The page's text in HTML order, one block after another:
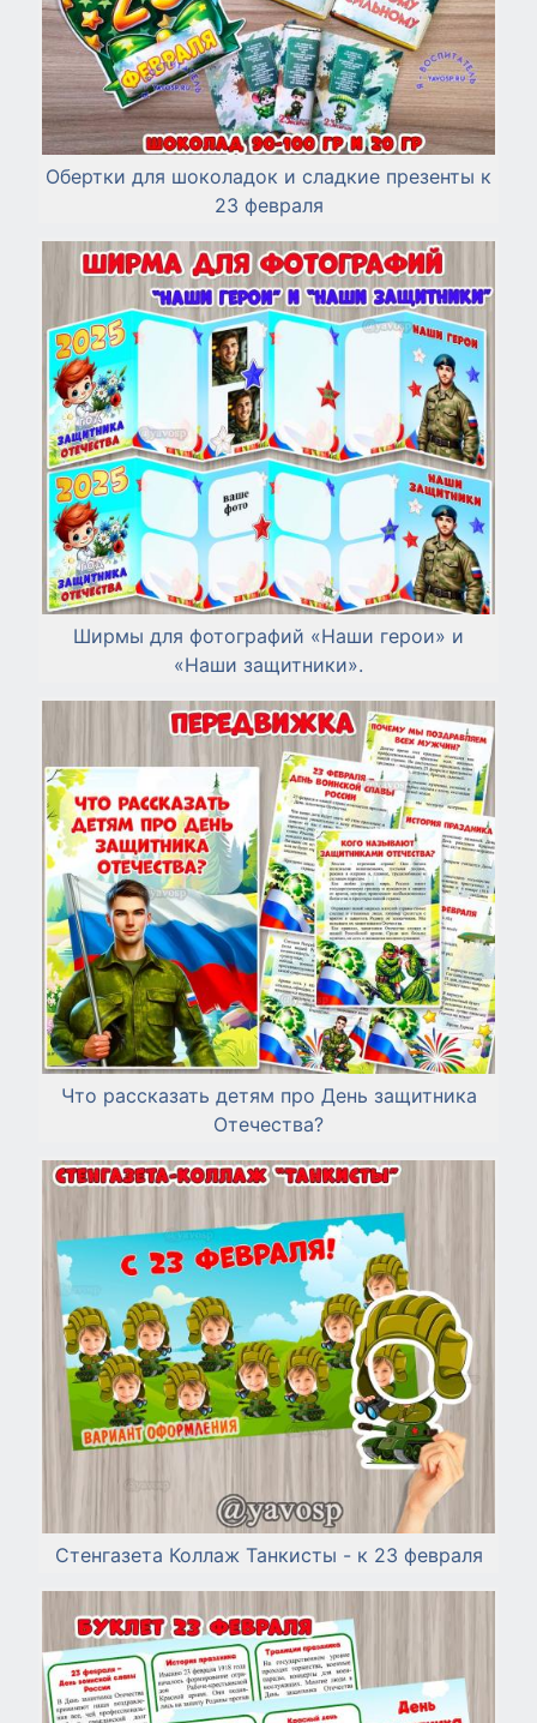
Обертки для шоколадок и сладкие презенты к
23 февраля
Ширмы для фотографий «Наши герои» и
«Наши защитники».
Что рассказать детям про День защитника
Отечества?
Стенгазета Коллаж Танкисты - к 23 февраля